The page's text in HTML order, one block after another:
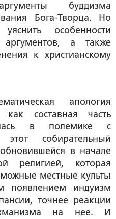
буддизма
Бога-Творца. Но
особенности
а также
к христианскому
апология
как составная часть
в полемике с
собирательный
в начале
религией, которая
местные культы
появлением индуизм
точнее реакции
на нее. И